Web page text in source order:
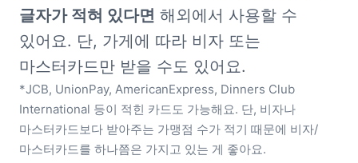
글자가 적혀 있다면 해외에서 사용할 수
있어요. 단, 가게에 따라 비자 또는
*JCB, UnionPay, AmericanExpress, Dinners Club
International 등이 적힌 카드도 가능해요. 단, 비자나
마스터카드보다 받아주는 가맹점 수가 적기 때문에 비자/
마스터카드를 하나쯤은 가지고 있는 게 좋아요.